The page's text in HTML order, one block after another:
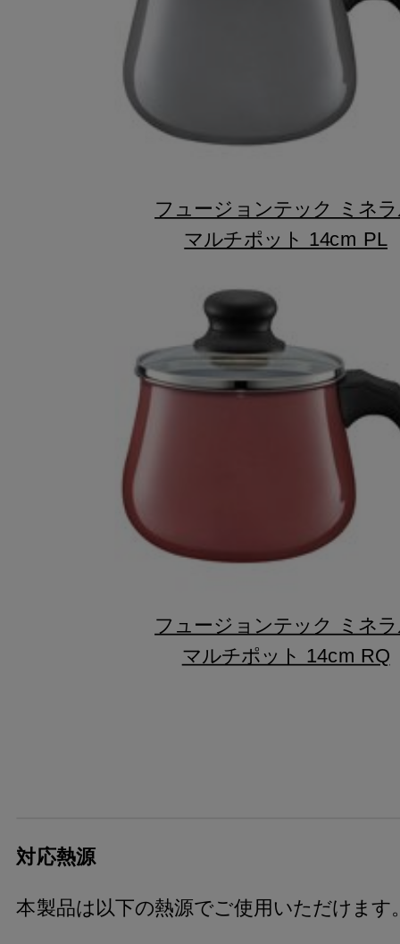
フュージョンテック ミネ
マルチポット 14cm PL
フュージョンテック ミネ
マルチポット 14cm RQ
対応熱源
本製品は以下の熱源でご使用いただけます